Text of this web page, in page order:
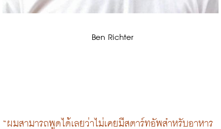
Ben Richter
“ผมสามารถพูดได้เลยว่าไม่เคยมีสตาร์ทอัพสำหรับอาหาร